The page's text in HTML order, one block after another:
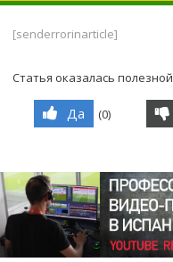
[senderrorinarticle]
Статья оказалась
Да (0)